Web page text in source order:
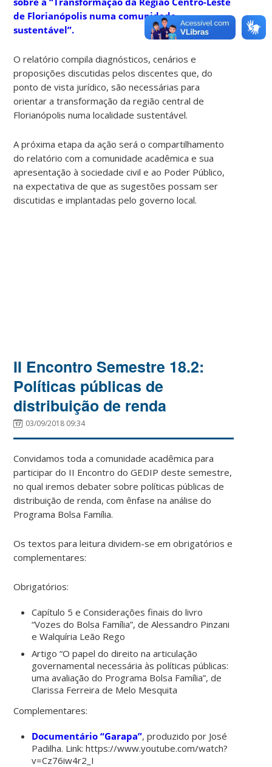
de Florianópolis numa comunidade
sustentável”.
O relatório compila diagnósticos, cenários e
proposições discutidas pelos discentes que, do
ponto de vista jurídico, são necessárias para
orientar a transformação da região central de
Florianópolis numa localidade sustentável.
A próxima etapa da ação será o compartilhamento
do relatório com a comunidade acadêmica e sua
apresentação à sociedade civil e ao Poder Público,
na expectativa de que as sugestões possam ser
discutidas e implantadas pelo governo local.
II Encontro Semestre 18.2:
Políticas públicas de
distribuição de renda
03/09/2018 09:34
Convidamos toda a comunidade acadêmica para
participar do II Encontro do GEDIP deste semestre,
no qual iremos debater sobre políticas públicas de
distribuição de renda, com ênfase na análise do
Programa Bolsa Família.
Os textos para leitura dividem-se em obrigatórios e
complementares:
Obrigatórios:
Capítulo 5 e Considerações finais do livro
“Vozes do Bolsa Família”, de Alessandro Pinzani
e Walquíria Leão Rego
Artigo “O papel do direito na articulação
governamental necessária às políticas públicas:
uma avaliação do Programa Bolsa Família”, de
Clarissa Ferreira de Melo Mesquita
Complementares:
Documentário “Garapa”, produzido por José
Padilha. Link: https://www.youtube.com/watch?
v=Cz76iw4r2_I